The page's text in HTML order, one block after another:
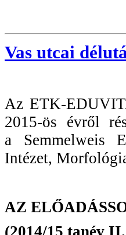
Vas utcai
Az ETK-
2015-ös évről
a Semmelweis
Intézet,
AZ
(2014/15 tanév